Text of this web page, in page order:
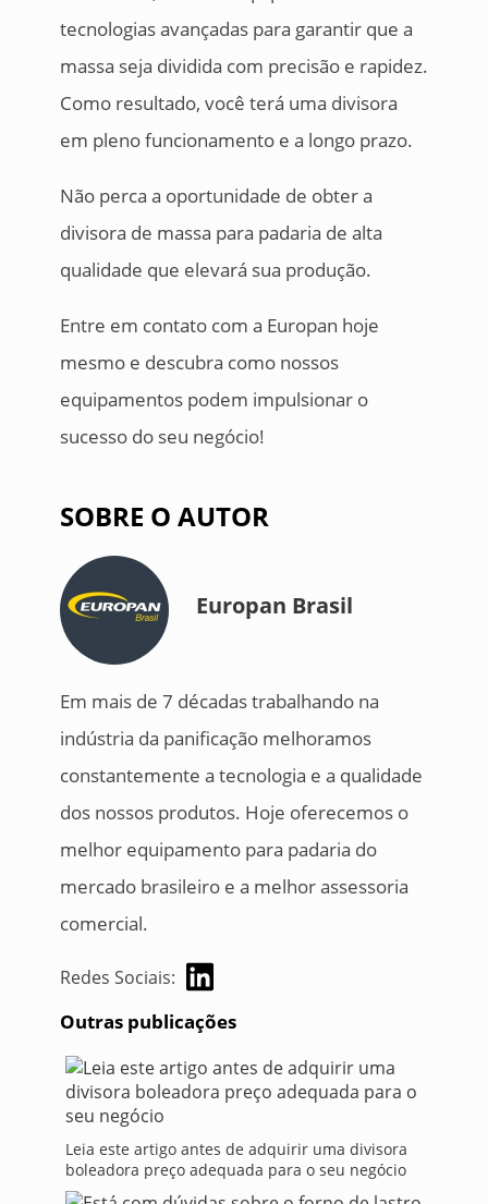
tecnologias avançadas para garantir que a
massa seja dividida com precisão e rapidez.
Como resultado, você terá uma divisora
em pleno funcionamento e a longo prazo.
Não perca a oportunidade de obter a
divisora de massa para padaria de alta
qualidade que elevará sua produção.
Entre em contato com a Europan hoje
mesmo e descubra como nossos
equipamentos podem impulsionar o
sucesso do seu negócio!
SOBRE O AUTOR
Europan Brasil
Em mais de 7 décadas trabalhando na
indústria da panificação melhoramos
constantemente a tecnologia e a qualidade
dos nossos produtos. Hoje oferecemos o
melhor equipamento para padaria do
mercado brasileiro e a melhor assessoria
comercial.
Redes Sociais:
Outras publicações
Leia este artigo antes de adquirir uma divisora
boleadora preço adequada para o seu negócio